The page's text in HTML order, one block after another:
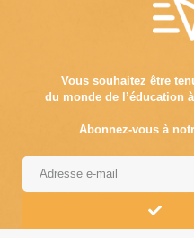
Vous souhaitez être
du monde de l’éducation
Abonnez-vous à